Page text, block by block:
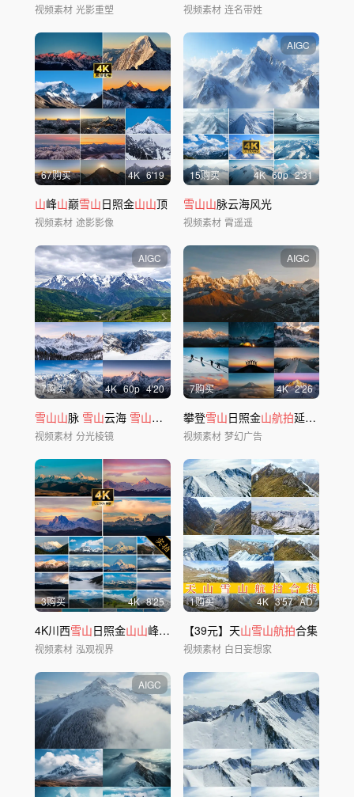
视频素材 光影重塑 视频素材 连名带姓
67购买 4K 6'19
山峰山巅雪山日照金山山顶
视频素材 途影影像
AIGC
15购买 4K 60p 2'31
雪山山脉云海风光
视频素材 霄遥遥
AIGC
7购买 4K 60p 4'20
雪山山脉 雪山云海 雪山风景 冰川雪山
视频素材 分光棱镜
AIGC
7购买 4K 2'26
攀登雪山日照金山航拍延时ai素材原创44
视频素材 梦幻广告
3购买 4K 8'25
4K川西雪山日照金山山峰山 山顶延时合集
视频素材 泓观视界
1购买 4K 3'57 AD
【39元】天山雪山航拍合集
视频素材 白日妄想家
AIGC